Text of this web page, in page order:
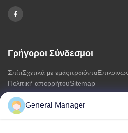
Γρήγοροι Σύνδεσμοι
ΣπίτιΣχετικά με εμάςπροϊόντα
Πολιτική απορρήτουSitemap
Επικοινωνήστε μαζί μας
General Manager